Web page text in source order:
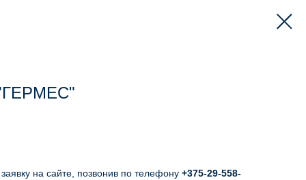
на сайте, позвонив по телефону +375-29-558-